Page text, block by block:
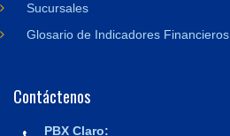
Sucursales
Glosario de Indicadores Financieros
Contáctenos
PBX Claro: